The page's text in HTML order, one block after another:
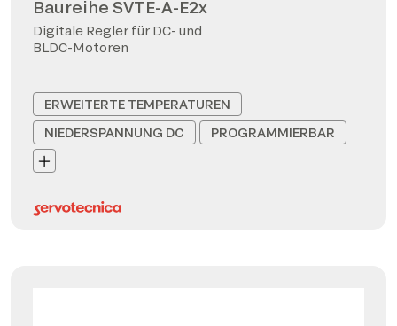
Baureihe SVTE-A-E2x
Digitale Regler für DC- und
BLDC-Motoren
ERWEITERTE TEMPERATUREN
NIEDERSPANNUNG DC
PROGRAMMIERBAR